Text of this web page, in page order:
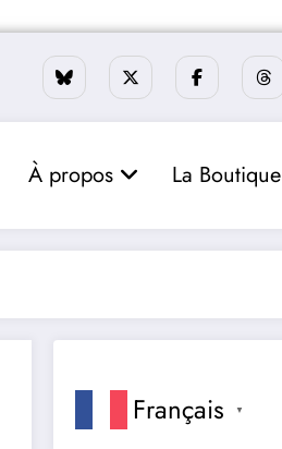
À propos La Boutique
Français ▼